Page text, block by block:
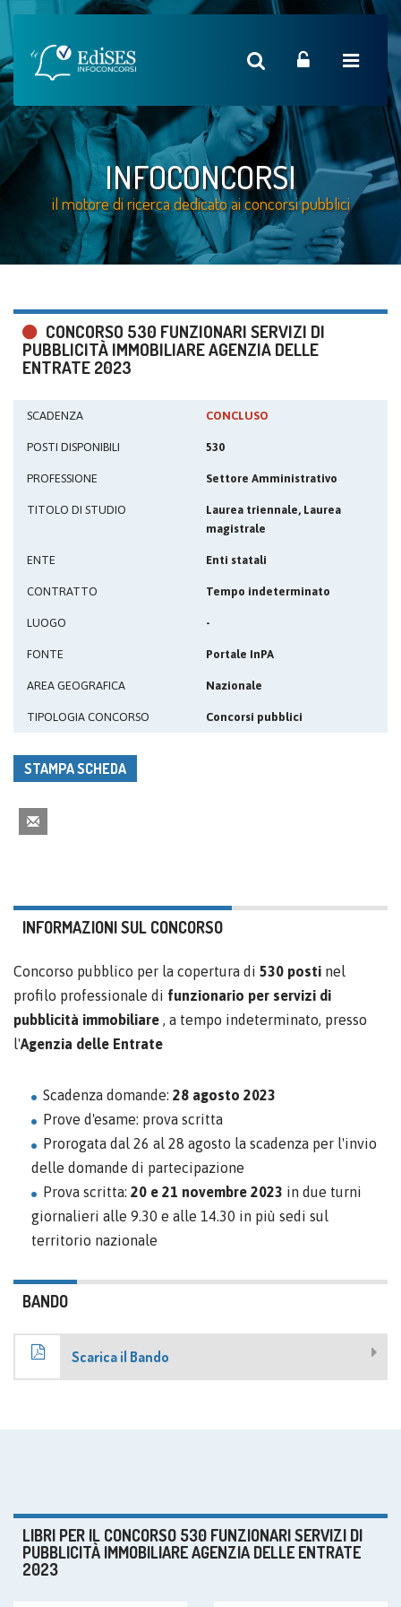
INFOCONCORSI
il motore di ricerca dedicato ai concorsi pubblici
CONCORSO 530 FUNZIONARI SERVIZI DI
PUBBLICITÀ IMMOBILIARE AGENZIA DELLE
ENTRATE 2023
SCADENZA CONCLUSO
POSTI DISPONIBILI 530
PROFESSIONE Settore Amministrativo
TITOLO DI STUDIO
Laurea triennale, Laurea
magistrale
ENTE Enti statali
CONTRATTO Tempo indeterminato
LUOGO -
FONTE Portale InPA
AREA GEOGRAFICA Nazionale
TIPOLOGIA CONCORSO Concorsi pubblici
STAMPA SCHEDA
INFORMAZIONI SUL CONCORSO
Concorso pubblico per la copertura di 530 posti nel
profilo professionale di funzionario per servizi di
pubblicità immobiliare , a tempo indeterminato, presso
l'Agenzia delle Entrate
Scadenza domande: 28 agosto 2023
Prove d'esame: prova scritta
Prorogata dal 26 al 28 agosto la scadenza per l'invio
delle domande di partecipazione
Prova scritta: 20 e 21 novembre 2023 in due turni
giornalieri alle 9.30 e alle 14.30 in più sedi sul
territorio nazionale
BANDO
Scarica il Bando
LIBRI PER IL CONCORSO 530 FUNZIONARI SERVIZI DI
PUBBLICITÀ IMMOBILIARE AGENZIA DELLE ENTRATE
2023